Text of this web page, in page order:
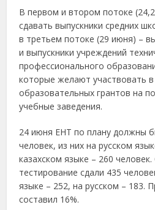
В первом и втором потоке
сдавать выпускники средних
в третьем потоке (29 июня) –
и выпускники учреждений
профессионального
которые желают участвовать
образовательных грантов на
учебные заведения.
24 июня ЕНТ по плану должны
человек, из них на русском
казахском языке – 260
тестирование сдали 435
языке – 252, на русском – 183.
составил 16%.